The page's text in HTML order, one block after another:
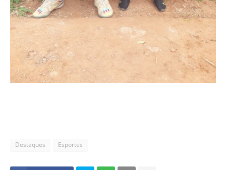
Destaques Esportes